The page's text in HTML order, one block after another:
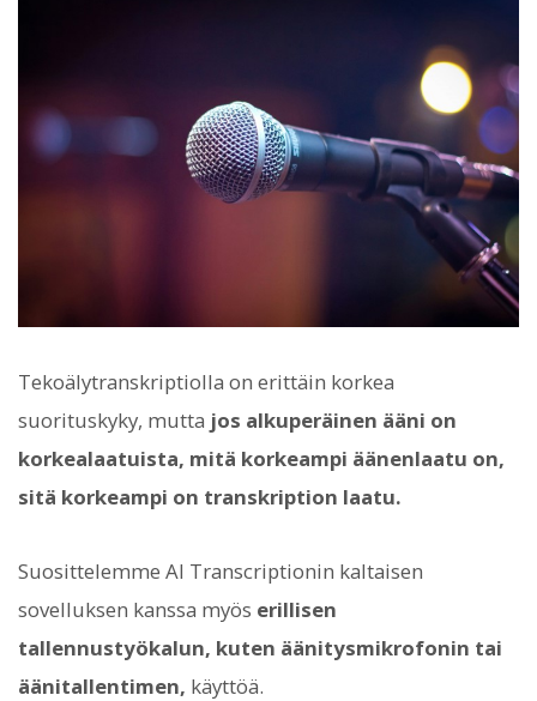
Tekoälytranskriptiolla on erittäin korkea
suorituskyky, mutta jos alkuperäinen ääni on
korkealaatuista, mitä korkeampi äänenlaatu on,
sitä korkeampi on transkription laatu.
Suosittelemme AI Transcriptionin kaltaisen
sovelluksen kanssa myös erillisen
tallennustyökalun, kuten äänitysmikrofonin tai
äänitallentimen, käyttöä.